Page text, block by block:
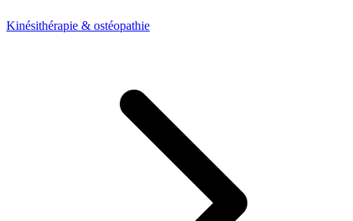
Kinésithérapie & ostéopathie